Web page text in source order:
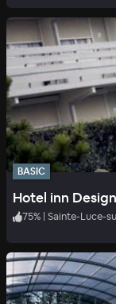
BASIC
Hotel inn
75% | Sainte-Luce-